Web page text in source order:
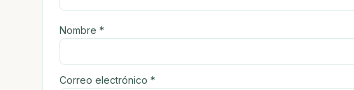
Nombre *
Correo electrónico *